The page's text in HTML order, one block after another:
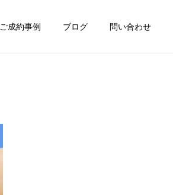
ご成約事例 ブログ 問い合わせ